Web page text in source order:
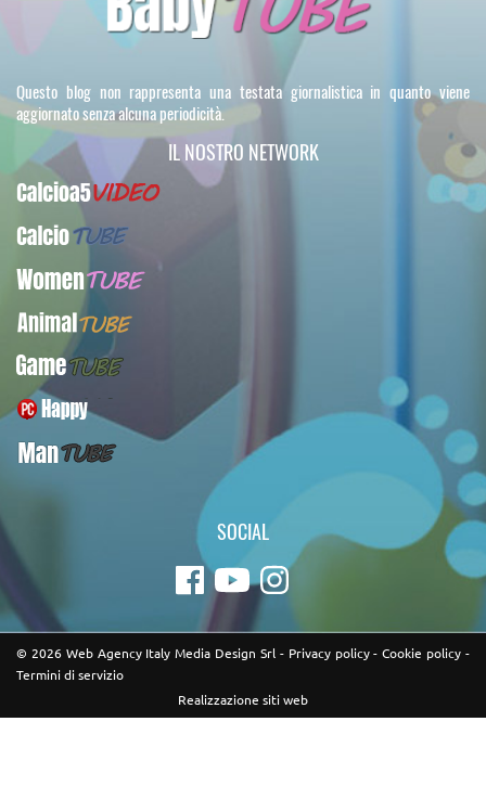
Questo blog non rappresenta una testata giornalistica in quanto viene
aggiornato senza alcuna periodicità.
IL NOSTRO NETWORK
Calcioa5Video
PcHappy
ManTUBE
SOCIAL
© 2026 Web Agency Italy Media Design Srl - Privacy policy-Cookie policy -
Termini di servizio
Realizzazione siti web